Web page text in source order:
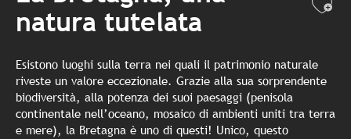
natura tutelata
Esistono luoghi sulla terra nei quali il patrimonio naturale
riveste un valore eccezionale. Grazie alla sua sorprendente
biodiversità, alla potenza dei suoi paesaggi (penisola
continentale nell’oceano, mosaico di ambienti uniti tra terra
e mere), la Bretagna è uno di questi! Unico, questo